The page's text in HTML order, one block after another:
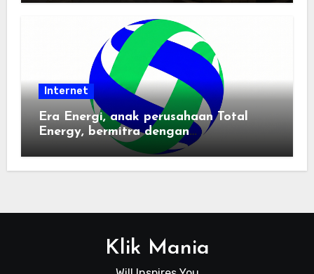
Internet
Era Energi, anak perusahaan Total
Energy, bermitra dengan
Zhuochuangtong untuk mempercepat
transisi energi Indonesia — raksasa
Klik Mania